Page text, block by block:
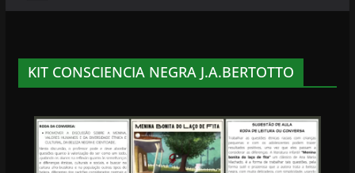
KIT CONSCIENCIA NEGRA J.A.BERTOTTO